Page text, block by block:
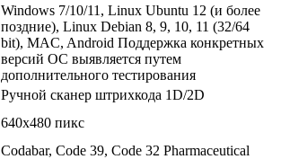
Windows 7/10/11, Linux Ubuntu 12 (и более
поздние), Linux Debian 8, 9, 10, 11 (32/64
bit), MAC, Android Поддержка конкретных
версий ОС выявляется путем
дополнительного тестирования
Ручной сканер штрихкода 1D/2D
640х480 пикс
Codabar, Code 39, Code 32 Pharmaceutical